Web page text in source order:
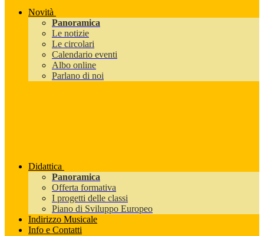
Novità
Panoramica
Le notizie
Le circolari
Calendario eventi
Albo online
Parlano di noi
Didattica
Panoramica
Offerta formativa
I progetti delle classi
Piano di Sviluppo Europeo
Indirizzo Musicale
Info e Contatti